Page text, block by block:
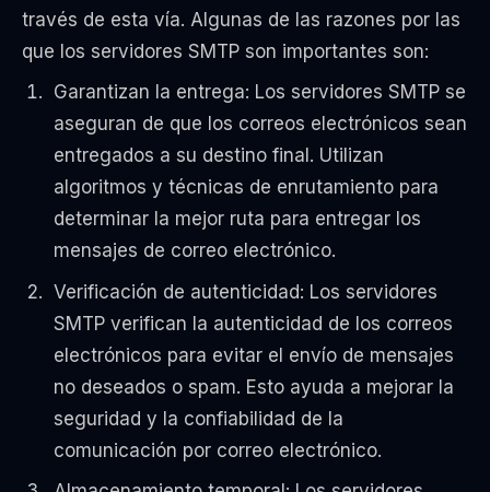
través de esta vía. Algunas de las razones por las
que los servidores SMTP son importantes son:
Garantizan la entrega: Los servidores SMTP se
aseguran de que los correos electrónicos sean
entregados a su destino final. Utilizan
algoritmos y técnicas de enrutamiento para
determinar la mejor ruta para entregar los
mensajes de correo electrónico.
Verificación de autenticidad: Los servidores
SMTP verifican la autenticidad de los correos
electrónicos para evitar el envío de mensajes
no deseados o spam. Esto ayuda a mejorar la
seguridad y la confiabilidad de la
comunicación por correo electrónico.